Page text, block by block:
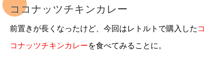
ココナッツチキンカレー
前置きが長くなったけど、今回はレトルトで購入した コ
コナッツチキンカレーを食べてみることに。